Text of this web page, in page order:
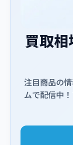
買取
注目商品の
ムで配信中